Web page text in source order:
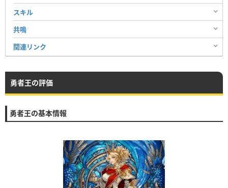
スキル
共鳴
関連リンク
勇者王の評価
勇者王の基本情報